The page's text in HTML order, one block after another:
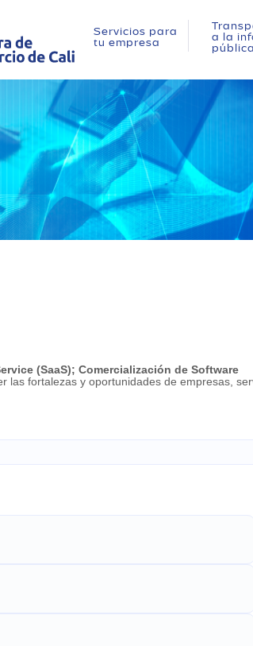
Servicios para
tu empresa
a la
pública
(SaaS);Comercialización de Software
fortalezas y oportunidades de empresas,